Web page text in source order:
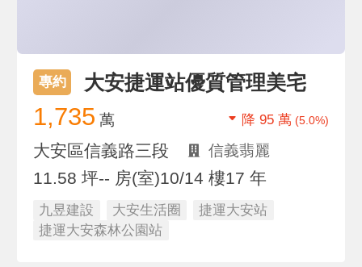
專約 大安捷運站優質管理美宅
1,735 萬 降 95 萬 (5.0%)
大安區信義路三段 信義翡麗
11.58 坪-- 房(室)10/14 樓17 年
九昱建設 大安生活圈
捷運大安站
捷運大安森林公園站